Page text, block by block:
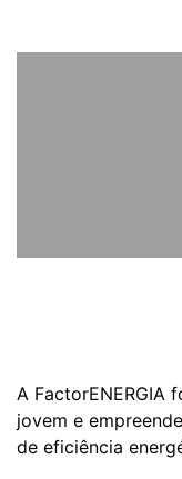
A FactorENERGIA
jovem e
de eficiência